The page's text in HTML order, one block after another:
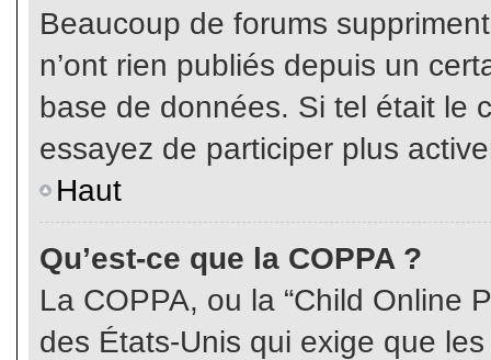
Beaucoup de forums
n’ont rien publiés depuis un
base de données. Si tel était le
essayez de participer plus
Haut
Qu’est-ce que la COPPA ?
La COPPA, ou la “Child Online
des États-Unis qui exige que